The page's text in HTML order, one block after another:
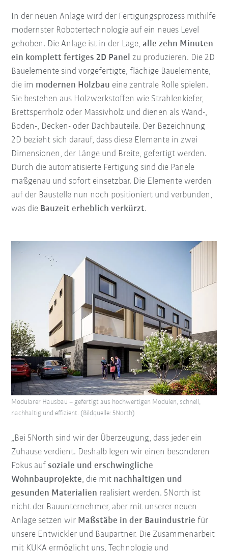
In der neuen Anlage wird der Fertigungsprozess mithilfe
modernster Robotertechnologie auf ein neues Level
gehoben. Die Anlage ist in der Lage,alle zehn Minuten
ein komplett fertiges 2D Panelzu produzieren. Die 2D
Bauelemente sind vorgefertigte, flächige Bauelemente,
die im modernen Holzbau eine zentrale Rolle spielen.
Sie bestehen aus Holzwerkstoffen wie Strahlenkiefer,
Brettsperrholz oder Massivholz und dienen als Wand-,
Boden-, Decken- oder Dachbauteile. Der Bezeichnung
2D bezieht sich darauf, dass diese Elemente in zwei
Dimensionen, der Länge und Breite, gefertigt werden.
Durch die automatisierte Fertigung sind die Panele
maßgenau und sofort einsetzbar. Die Elemente werden
auf der Baustelle nun noch positioniert und verbunden,
was die Bauzeit erheblich verkürzt.
„Bei 5North sind wir der Überzeugung, dass jeder ein
Zuhause verdient. Deshalb legen wir einen besonderen
Fokus aufsoziale und erschwingliche
Wohnbauprojekte, die mit nachhaltigen und
gesunden Materialien realisiert werden. 5North ist
nicht der Bauunternehmer, aber mit unserer neuen
Anlage setzen wir Maßstäbe in der Bauindustrie für
unsere Entwickler und Baupartner. Die Zusammenarbeit
mit KUKA ermöglicht uns, Technologie und
Modularer Hausbau – gefertigt aus hochwertigen Modulen, schnell,
nachhaltig und effizient. (Bildquelle: 5North)